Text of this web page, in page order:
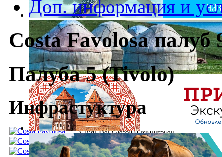
Доп. информация и
Costa Favolosa палуб
Палуба 5 (Tivolo)
Инфрастуктура
Cigar Bar Classico Montespan
Palatino Grand Bar
Cafe Porta d'Oro